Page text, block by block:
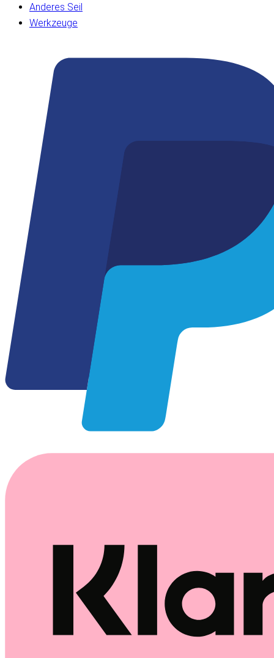
Anderes Seil
Werkzeuge